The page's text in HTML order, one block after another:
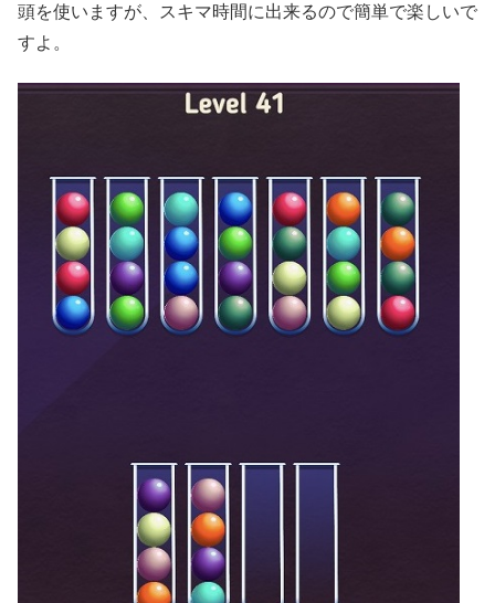
頭を使いますが、スキマ時間に出来るので簡単で楽しいで
すよ。